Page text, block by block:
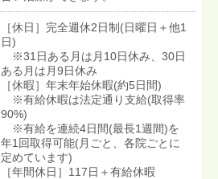
［休日］完全週休2日制(日曜日＋他1
日)
※31日ある月は月10日休み、30日
ある月は月9日休み
［休暇］年末年始休暇(約5日間)
※有給休暇は法定通り支給(取得率
90%)
※有給を連続4日間(最長1週間)を
年1回取得可能(月ごと、各院ごとに
定めています)
［年間休日］117日＋有給休暇